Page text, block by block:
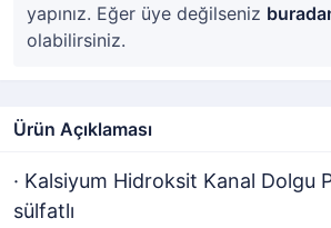
yapınız. Eğer üye değilseniz
olabilirsiniz.
Ürün Açıklaması
· Kalsiyum Hidroksit Kanal Dolgu
sülfatlı